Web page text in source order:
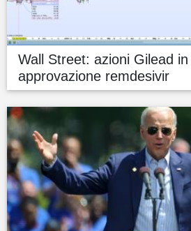
Wall Street: azioni Gilead
approvazione remdesivir